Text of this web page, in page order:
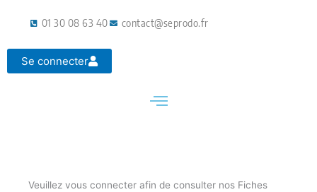
01 30 08 63 40 contact@seprodo.fr
Se connecter
Veuillez vous connecter afin de consulter nos Fiches